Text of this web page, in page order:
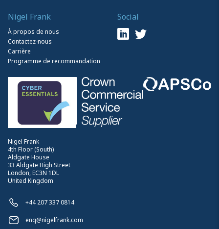
Nigel Frank
4th Floor (South)
Aldgate House
33 Aldgate High Street
London, EC3N 1DL
United Kingdom
+44 207 337 0814
enq@nigelfrank.com
Nigel Frank
À propos de nous
Contactez-nous
Carrière
Programme de recommandation
Social